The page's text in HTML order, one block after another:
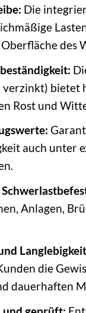
Die
des
verzinkt) bietet
Rost und
auch unter
Anlagen,
die
dauerhaften